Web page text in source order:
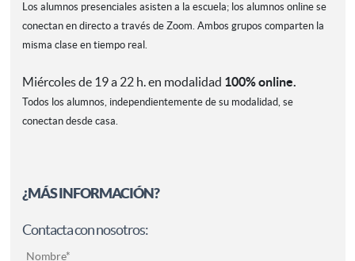
Los alumnos presenciales asisten a la escuela; los alumnos online se
conectan en directo a través de Zoom. Ambos grupos comparten la
misma clase en tiempo real.
Miércolesde 19 a 22 h. en modalidad 100% online.
Todos los alumnos, independientemente de su modalidad, se
conectan desde casa.
¿MÁS INFORMACIÓN?
Contacta con nosotros: